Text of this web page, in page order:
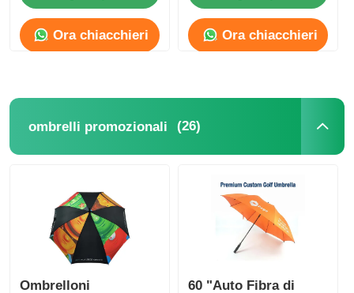
Ora chiacchieri Ora chiacchieri
ombrelli promozionali (26)
Ombrelloni
60 "Auto Fibra di